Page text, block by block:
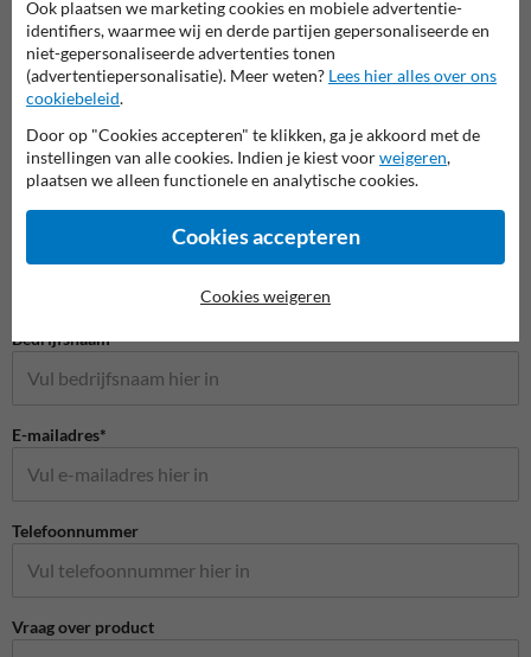
Stel je vraag aan Verkeersbord.be
Bedrijfsnaam
E-mailadres*
Telefoonnummer
Vraag over product
Ook plaatsen we marketing cookies en mobiele advertentie-
identifiers, waarmee wij en derde partijen gepersonaliseerde en
niet-gepersonaliseerde advertenties tonen
(advertentiepersonalisatie). Meer weten? Lees hier alles over ons
cookiebeleid.
Door op "Cookies accepteren" te klikken, ga je akkoord met de
instellingen van alle cookies. Indien je kiest voorweigeren,
plaatsen we alleen functionele en analytische cookies.
Cookies accepteren
Cookies weigeren